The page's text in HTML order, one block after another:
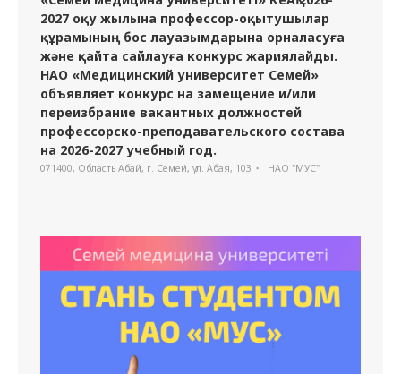
2027 оқу жылына профессор-оқытушылар
құрамының бос лауазымдарына орналасуға
және қайта сайлауға конкурс жариялайды.
НАО «Медицинский университет Семей»
объявляет конкурс на замещение и/или
переизбрание вакантных должностей
профессорско-преподавательского состава
на 2026-2027 учебный год.
071400, Область Абай, г. Семей, ул. Абая, 103 НАО "МУС"